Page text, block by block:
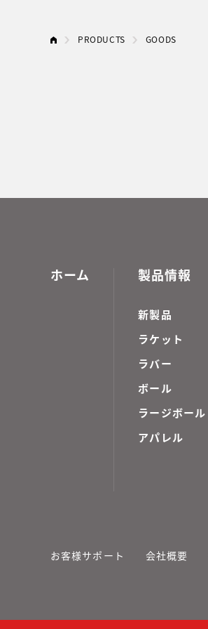
PRODUCTS GOODS
ホーム 製品情報
新製品
ラケット
ラバー
ボール
ラージボール
アパレル
お客様サポート 会社概要